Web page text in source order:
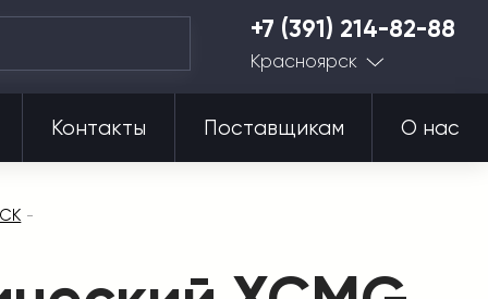
+7 (391) 214-82-88
Красноярск
Контакты Поставщикам О нас